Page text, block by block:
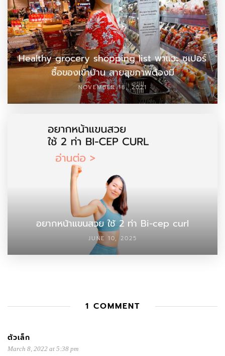
Healthy grocery shopping list พาแวะ ซูเปอร์
ซื้อของเข้าบ้าน สายสุขภาพต้องมี
NOVEMBER 18, 2021
อยากหน้าแขนสวย ใช้ 2 ท่า Bi-cep curl
JUNE 10, 2025
1 COMMENT
ตัวเล็ก
March 8, 2022 at 5:38 pm